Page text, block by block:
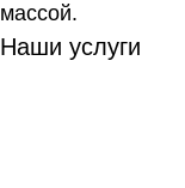
массой.
Наши услуги